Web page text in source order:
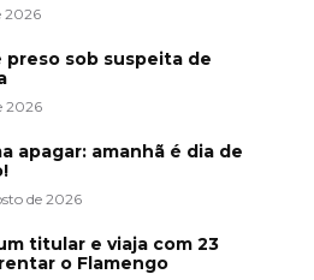
2026
preso sob suspeita de
2026
apagar: amanhã é dia de
de 2026
titular e viaja com 23
o Flamengo